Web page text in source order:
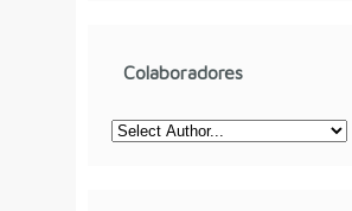
Colaboradores